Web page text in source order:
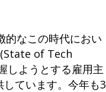
的なこの時代におい
of Tech
しようとする雇用主
ています。今年も3